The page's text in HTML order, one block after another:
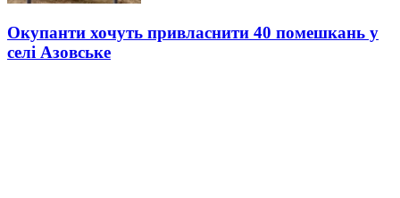
Окупанти хочуть привласнити 40 помешкань у
селі Азовське